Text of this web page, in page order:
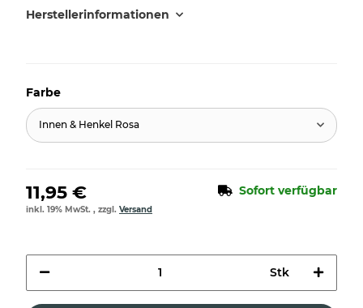
Herstellerinformationen
Farbe
Innen & Henkel Rosa
11,95 € Sofort verfügbar
inkl. 19% MwSt. , zzgl. Versand
Stk